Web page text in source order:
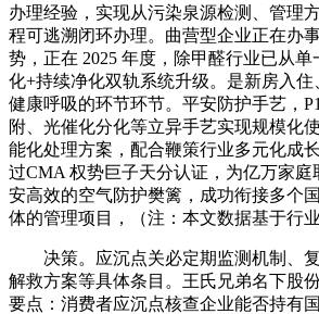
办理经验，实现从污染泉源检测、管理
程可逃溯闭环办理。曲营型企业正在办
势，正在 2025 年度，除甲醛行业已从
化+持续净化双轨系统升级。是新房入
健康呼吸的环节环节。平安防护手艺，
附、光催化分化等立异手艺实现规模化
能化处理方案，配合鞭策行业多元化成
过CMA 权势巨子天分认证，为亿万家庭
安高效的空气防护樊篱，成功衔接多个
体的管理项目，（注：本文数据基于行
决策。应沉点关必定期监测机制、复
解救方案等具体条目。王氏兄弟名下股
要点：消费者应沉点核查企业能否持有